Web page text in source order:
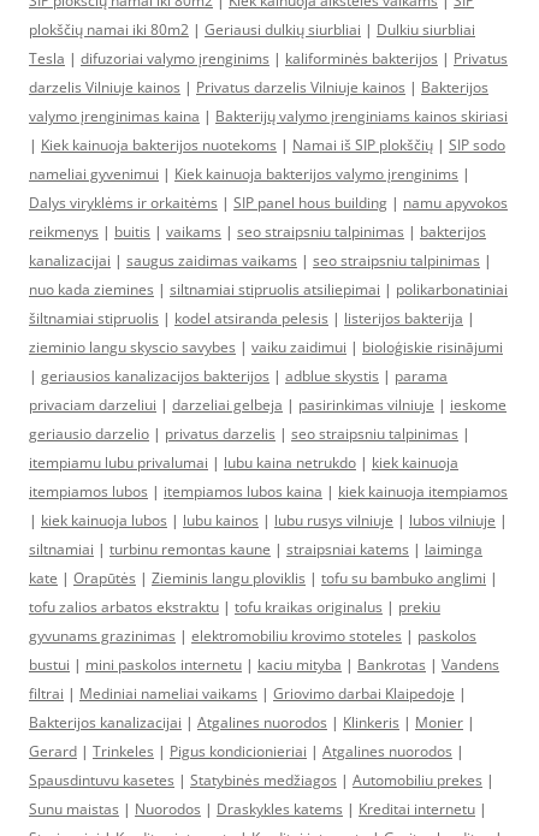
plokščių namai iki 80m2 | Geriausi dulkių siurbliai | Dulkiu siurbliai
Tesla | difuzoriai valymo įrenginims | kaliforminės bakterijos | Privatus
darzelis Vilniuje kainos | Privatus darzelis Vilniuje kainos | Bakterijos
valymo įrenginimas kaina | Bakterijų valymo įrenginiams kainos skiriasi
| Kiek kainuoja bakterijos nuotekoms | Namai iš SIP plokščių | SIP sodo
nameliai gyvenimui | Kiek kainuoja bakterijos valymo įrenginims |
Dalys viryklėms ir orkaitėms | SIP panel hous building | namu apyvokos
reikmenys | buitis | vaikams | seo straipsniu talpinimas | bakterijos
kanalizacijai | saugus zaidimas vaikams | seo straipsniu talpinimas |
nuo kada ziemines | siltnamiai stipruolis atsiliepimai | polikarbonatiniai
šiltnamiai stipruolis | kodel atsiranda pelesis | listerijos bakterija |
zieminio langu skyscio savybes | vaiku zaidimui | bioloģiskie risinājumi
| geriausios kanalizacijos bakterijos | adblue skystis | parama
privaciam darzeliui | darzeliai gelbeja | pasirinkimas vilniuje | ieskome
geriausio darzelio | privatus darzelis | seo straipsniu talpinimas |
itempiamu lubu privalumai | lubu kaina netrukdo | kiek kainuoja
itempiamos lubos | itempiamos lubos kaina | kiek kainuoja itempiamos
| kiek kainuoja lubos | lubu kainos | lubu rusys vilniuje | lubos vilniuje |
siltnamiai | turbinu remontas kaune | straipsniai katems | laiminga
kate | Orapūtės | Zieminis langu ploviklis | tofu su bambuko anglimi |
tofu zalios arbatos ekstraktu | tofu kraikas originalus | prekiu
gyvunams grazinimas | elektromobiliu krovimo stoteles | paskolos
bustui | mini paskolos internetu | kaciu mityba | Bankrotas | Vandens
filtrai | Mediniai nameliai vaikams | Griovimo darbai Klaipedoje |
Bakterijos kanalizacijai | Atgalines nuorodos | Klinkeris | Monier |
Gerard | Trinkeles | Pigus kondicionieriai | Atgalines nuorodos |
Spausdintuvu kasetes | Statybinės medžiagos | Automobiliu prekes |
Sunu maistas | Nuorodos | Draskykles katems | Kreditai internetu |